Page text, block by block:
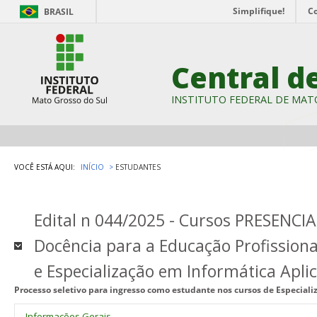
BRASIL Simplifique!
Central
INSTITUTO FEDERAL DE
VOCÊ ESTÁ AQUI: INÍCIO ESTUDANTES
Edital n 044/2025 - Cursos
Docência para a Educação
e Especialização em Informática
Processo seletivo para ingresso como estudante nos cursos de